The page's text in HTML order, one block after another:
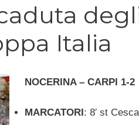
Italia
NOCERINA – CARPI 1-2
MARCATORI: 8′ st